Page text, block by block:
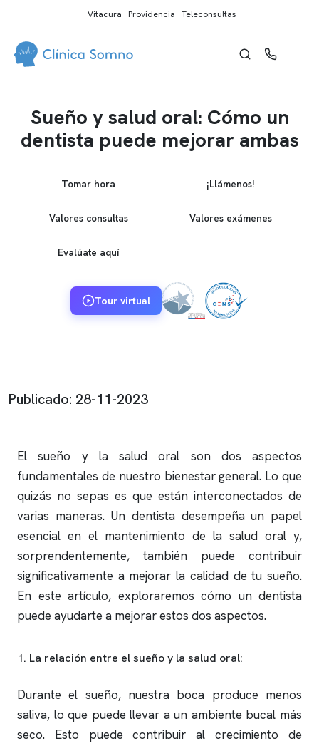
Vitacura · Providencia · Teleconsultas
Sueño y salud oral: Cómo un
dentista puede mejorar ambas
Tomar hora ¡Llámenos!
Valores consultas Valores exámenes
Evalúate aquí
Tour virtual
Publicado: 28-11-2023
El sueño y la salud oral son dos aspectos
fundamentales de nuestro bienestar general. Lo que
quizás no sepas es que están interconectados de
varias maneras. Un dentista desempeña un papel
esencial en el mantenimiento de la salud oral y,
sorprendentemente, también puede contribuir
significativamente a mejorar la calidad de tu sueño.
En este artículo, exploraremos cómo un dentista
puede ayudarte a mejorar estos dos aspectos.
1. La relación entre el sueño y la salud oral:
Durante el sueño, nuestra boca produce menos
saliva, lo que puede llevar a un ambiente bucal más
seco. Esto puede contribuir al crecimiento de